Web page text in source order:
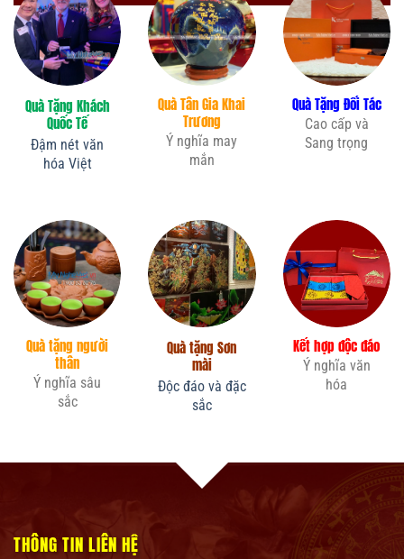
Quà Tặng Khách
Quốc Tế
Đậm nét văn
hóa Việt
Quà Tân Gia Khai
Trương
Ý nghĩa may
mắn
Quà Tặng Đối Tác
Cao cấp và
Sang trọng
Quà tặng người
thân
Ý nghĩa sâu
sắc
Quà tặng Sơn
mài
Độc đáo và đặc
sắc
Kết hợp độc đáo
Ý nghĩa văn
hóa
THÔNG TIN LIÊN HỆ